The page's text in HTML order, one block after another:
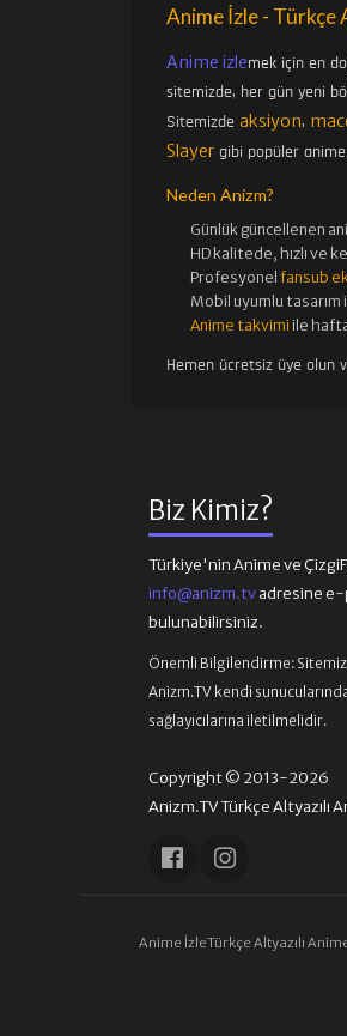
Anime İzle - Türkçe
Anime izlemek için en
sitemizde, her gün yeni
Sitemizde aksiyon,
Slayergibi popüler
Neden Anizm?
Günlük güncellenen
HD kalitede, hızlı ve
Profesyonel fansub
Mobil uyumlu
Anime takvimi ile
Hemen ücretsiz üye olun
Biz Kimiz?
Türkiye'nin Anime ve
info@anizm.tvadresine e-
bulunabilirsiniz.
Önemli Bilgilendirme:
Anizm.TV kendi
sağlayıcılarına iletilmelidir.
Copyright © 2013-2026
Anizm.TV Türkçe Altyazılı
Anime İzleTürkçe Altyazılı